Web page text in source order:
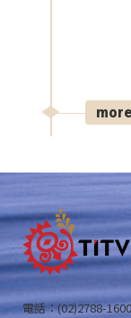
more
電話：(02)2788-1600